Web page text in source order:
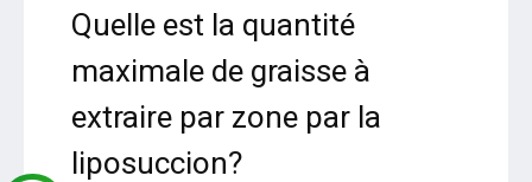
Quelle est la quantité
maximale de graisse à
extraire par zone par la
liposuccion?